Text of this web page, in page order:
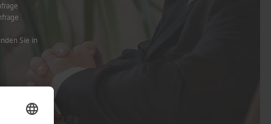
Sie in